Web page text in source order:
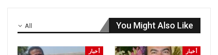
All You Might Also Like
أخبار أخبار